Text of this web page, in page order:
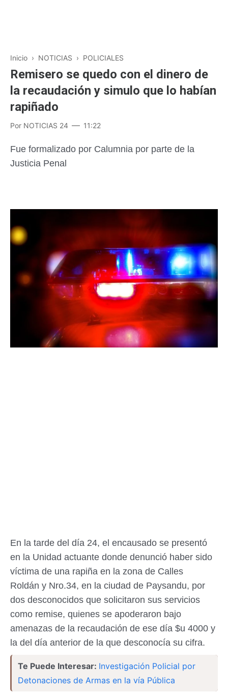
Inicio › NOTICIAS › POLICIALES
Remisero se quedo con el dinero de
la recaudación y simulo que lo habían
rapiñado
Por NOTICIAS 24 11:22
Fue formalizado por Calumnia por parte de la
Justicia Penal
En la tarde del día 24, el encausado se presentó
en la Unidad actuante donde denunció haber sido
víctima de una rapiña en la zona de Calles
Roldán y Nro.34, en la ciudad de Paysandu, por
dos desconocidos que solicitaron sus servicios
como remise, quienes se apoderaron bajo
amenazas de la recaudación de ese día $u 4000 y
la del día anterior de la que desconocía su cifra.
Te Puede Interesar: Investigación Policial por
Detonaciones de Armas en la vía Pública